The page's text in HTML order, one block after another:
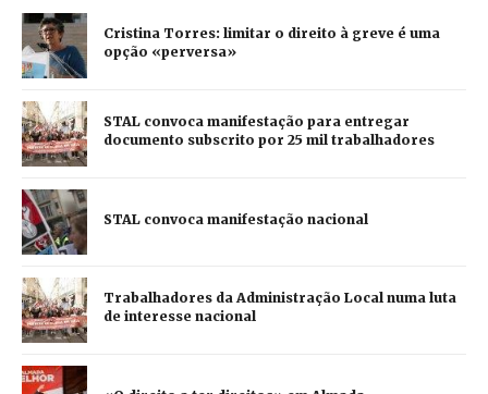
Cristina Torres: limitar o direito à greve é uma
opção «perversa»
STAL convoca manifestação para entregar
documento subscrito por 25 mil trabalhadores
STAL convoca manifestação nacional
Trabalhadores da Administração Local numa luta
de interesse nacional